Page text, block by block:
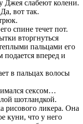
Джея слабеют колени.
вот так.
спине течет пот.
вторгнуться
пальцами его
вперед и
в пальцах волосы
сексом…
шотландкой.
рисового ликера. Она
куни, что у него